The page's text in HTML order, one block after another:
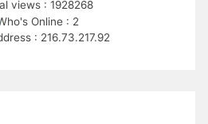
views : 1928268
Online : 2
: 216.73.217.92